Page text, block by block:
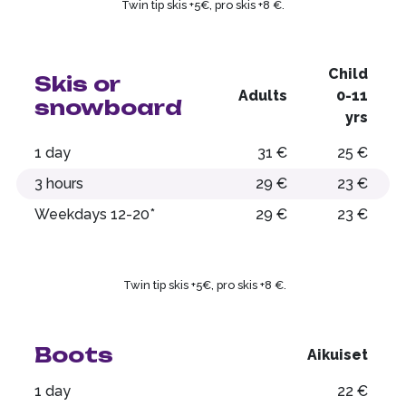
Twin tip skis +5€, pro skis +8 €.
Skis or
snowboard
Adults
Child
0-11
yrs
1 day 31 €
25 €
3 hours
29 €
23 €
Weekdays 12-20*
29 € 23 €
Twin tip skis +5€, pro skis +8 €.
Boots Aikuiset
1 day 22 €